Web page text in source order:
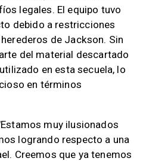
legales. El equipo tuvo
debido a restricciones
de Jackson. Sin
del material descartado
en esta secuela, lo
en términos
muy ilusionados
logrando respecto a una
Creemos que ya tenemos